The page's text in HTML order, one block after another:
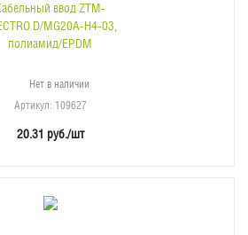
ввод ZTM-
D/MG20A-H4-03,
полиамид/EPDM
Нет в наличии
Артикул: 109627
20.31 руб./шт